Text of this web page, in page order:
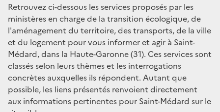
Retrouvez ci-dessous les services proposés par les
ministères en charge de la transition écologique, de
l'aménagement du territoire, des transports, de la ville
et du logement pour vous informer et agir à Saint-
Médard, dans la Haute-Garonne (31). Ces services sont
classés selon leurs thèmes et les interrogations
concrètes auxquelles ils répondent. Autant que
possible, les liens présentés renvoient directement
aux informations pertinentes pour Saint-Médard sur le